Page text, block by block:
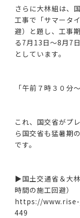
さらに大林組は、
工事で「サマータ
避）と題し、工事
る7月13日～8月7
としています。
「午前７時３０分
これ、国交省がプ
ら国交省も猛暑期
です。
▶国土交通省＆大
時間の施工回避）
https://
449